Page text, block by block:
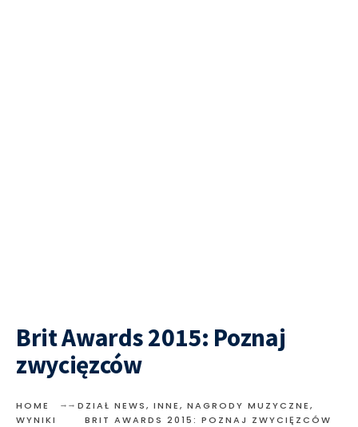
Brit Awards 2015: Poznaj
zwycięzców
HOME DZIAŁ NEWS, INNE, NAGRODY MUZYCZNE,
WYNIKI
BRIT AWARDS 2015: POZNAJ ZWYCIĘZCÓW